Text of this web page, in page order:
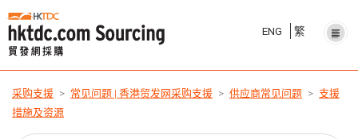
ENG 繁
采购支援 常见问题 | 香港贸发网采购支援 供应商常见问题
支援
措施及资源